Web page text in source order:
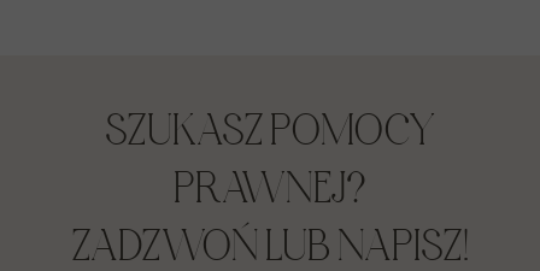
SZUKASZ POMOCY
PRAWNEJ?
ZADZWOŃ LUB NAPISZ!